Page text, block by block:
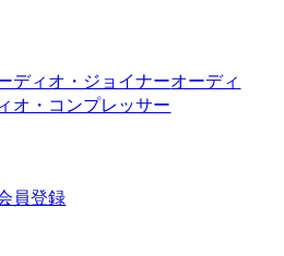
ディオ・ジョイナーオーディ
オ・コンプレッサー
員登録